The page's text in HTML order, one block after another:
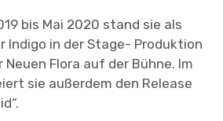
bis Mai 2020 stand sie als
Indigo in der Stage- Produktion
Neuen Flora auf der Bühne. Im
sie außerdem den Release